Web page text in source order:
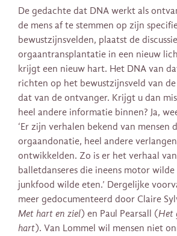
De gedachte dat DNA werkt als
de mens af te stemmen op zijn
bewustzijnsvelden, plaatst de
orgaantransplantatie in een nieuw
krijgt een nieuw hart. Het DNA van
richten op het bewustzijnsveld van
dat van de ontvanger. Krijgt u dan
heel andere informatie binnen? Ja,
‘Er zijn verhalen bekend van mensen
orgaandonatie, heel andere
ontwikkelden. Zo is er het verhaal
balletdanseres die ineens motor
junkfood wilde eten.’ Dergelijke
meer gedocumenteerd door Claire
Met hart en ziel) en Paul Pearsall (Het
hart). Van Lommel wil mensen niet